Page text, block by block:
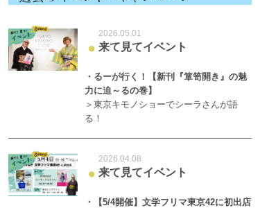
●
2026.05.01
来て見てイベント
・るーが行く！【新刊『箪笥開き』の魅
力に迫～るの巻】
＞東京キモノショーでシーラさんが語
る！
●
2026.04.08
来て見てイベント
・【5/4開催】文学フリマ東京42に初出店